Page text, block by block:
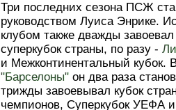
Три последних сезона ПСЖ
руководством Луиса Энрике.
клубом также дважды
суперкубок страны, по разу -
и Межконтинентальный кубок.
"Барселоны" он два раза
трижды завоевывал кубок
чемпионов, Суперкубок УЕФА